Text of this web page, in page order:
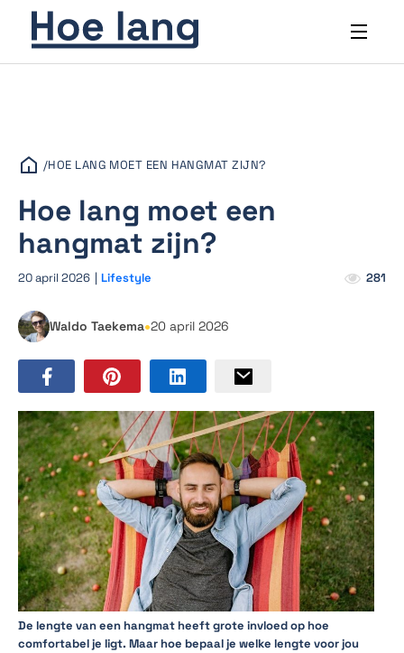
/HOE LANG MOET EEN HANGMAT ZIJN?
Hoe lang moet een
hangmat zijn?
20 april 2026 | Lifestyle 281
Waldo Taekema•20 april 2026
De lengte van een hangmat heeft grote invloed op hoe
comfortabel je ligt. Maar hoe bepaal je welke lengte voor jou